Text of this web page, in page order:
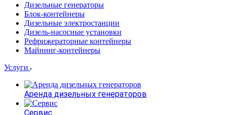
Дизельные генераторы
Блок-контейнеры
Дизельные электростанции
Дизель-насосные установки
Рефрижераторные контейнеры
Майнинг-контейнеры
Услуги
Аренда дизельных генераторов
Сервис